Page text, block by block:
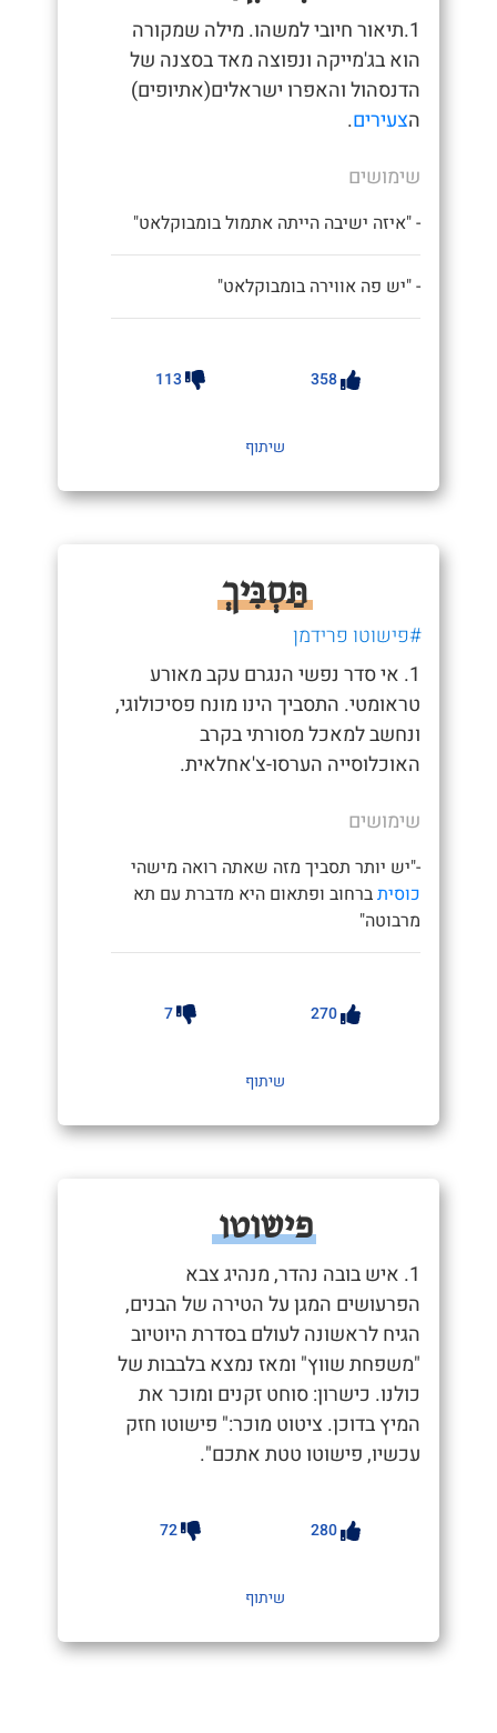
1.תיאור חיובי למשהו. מילה שמקורה
הוא בג'מייקה ונפוצה מאד בסצנה של
הדנסהול והאפרו ישראלים(אתיופים)
הצעירים.
שימושים
- "איזה ישיבה הייתה אתמול בומבוקלאט"
- "יש פה אווירה בומבוקלאט"
358
113
שיתוף
תַּסְבִּיךְ
#פישוטו פרידמן
1. אי סדר נפשי הנגרם עקב מאורע
טראומטי. התסביך הינו מונח פסיכולוגי,
ונחשב למאכל מסורתי בקרב
האוכלוסייה הערסו-צ'אחלאית.
שימושים
-"יש יותר תסביך מזה שאתה רואה מישהי
כוסיתברחוב ופתאום היא מדברת עם תא
מרבוטה"
270
7
שיתוף
פישוטו
1. איש בובה נהדר, מנהיג צבא
הפרעושים המגן על הטירה של הבנים,
הגיח לראשונה לעולם בסדרת היוטיוב
"משפחת שווץ" ומאז נמצא בלבבות של
כולנו. כישרון: סוחט זקנים ומוכר את
המיץ בדוכן. ציטוט מוכר:" פישוטו חזק
עכשיו, פישוטו טטת אתכם".
280
72
שיתוף